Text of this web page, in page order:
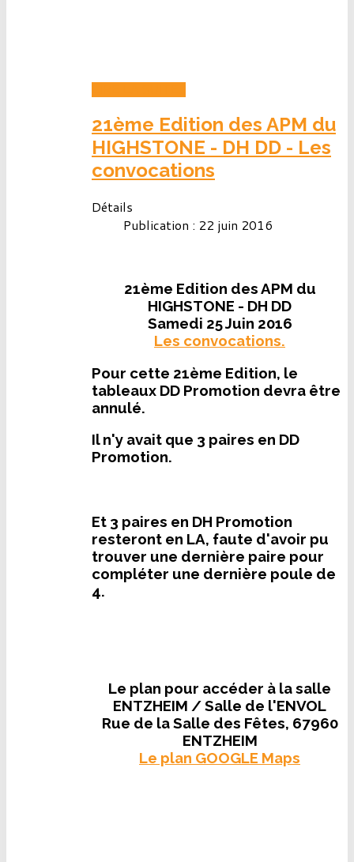
21ème Edition des APM du
HIGHSTONE - DH DD - Les
convocations
Détails
Publication : 22 juin 2016
21ème Edition des APM du
HIGHSTONE - DH DD
Samedi 25 Juin 2016
Les convocations.
Pour cette 21ème Edition, le
tableaux DD Promotion devra être
annulé.
Il n'y avait que 3 paires en DD
Promotion.
Et 3 paires en DH Promotion
resteront en LA, faute d'avoir pu
trouver une dernière paire pour
compléter une dernière poule de
4.
Le plan pour accéder à la salle
ENTZHEIM / Salle de l'ENVOL
Rue de la Salle des Fêtes, 67960
ENTZHEIM
Le plan GOOGLE Maps